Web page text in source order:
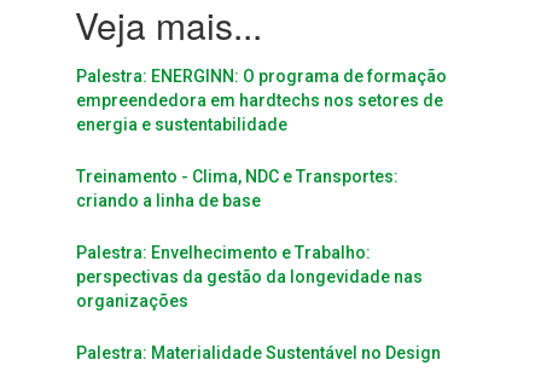
Palestra: ENERGINN: O programa de formação
empreendedora em hardtechs nos setores de
energia e sustentabilidade
Treinamento - Clima, NDC e Transportes:
criando a linha de base
Palestra: Envelhecimento e Trabalho:
perspectivas da gestão da longevidade nas
organizações
Palestra: Materialidade Sustentável no Design